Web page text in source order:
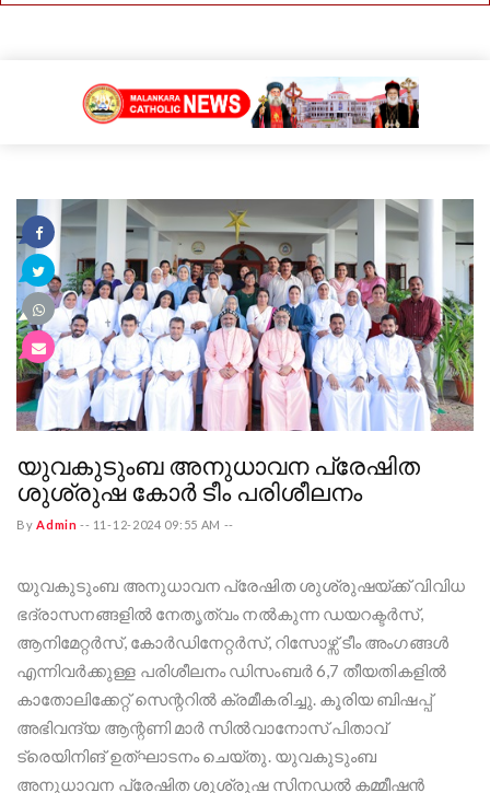
യുവകുടുംബ അനുധാവന പ്രേഷിത
ശുശ്രുഷ കോർ ടീം പരിശീലനം
ByAdmin -- 11-12-2024 09:55 AM --
യുവകുടുംബ അനുധാവന പ്രേഷിത ശുശ്രുഷയ്ക്ക് വിവിധ
ഭദ്രാസനങ്ങളിൽ നേതൃത്വം നൽകുന്ന ഡയറക്ടർസ്,
ആനിമേറ്റർസ്, കോർഡിനേറ്റർസ്, റിസോഴ്സ് ടീം അംഗങ്ങൾ
എന്നിവർക്കുള്ള പരിശീലനം ഡിസംബർ 6,7 തീയതികളിൽ
കാതോലിക്കേറ്റ് സെന്ററിൽ ക്രമീകരിച്ചു. കൂരിയ ബിഷപ്പ്
അഭിവന്ദ്യ ആന്റണി മാർ സിൽവാനോസ് പിതാവ്
ട്രെയിനിങ് ഉത്‌ഘാടനം ചെയ്തു. യുവകുടുംബ
അനുധാവന പ്രേഷിത ശുശ്രുഷ സിനഡൽ കമ്മീഷൻ